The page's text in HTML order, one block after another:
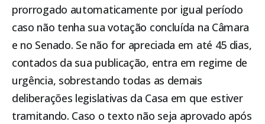
prorrogado automaticamente por igual período
caso não tenha sua votação concluída na Câmara
e no Senado. Se não for apreciada em até 45 dias,
contados da sua publicação, entra em regime de
urgência, sobrestando todas as demais
deliberações legislativas da Casa em que estiver
tramitando. Caso o texto não seja aprovado após